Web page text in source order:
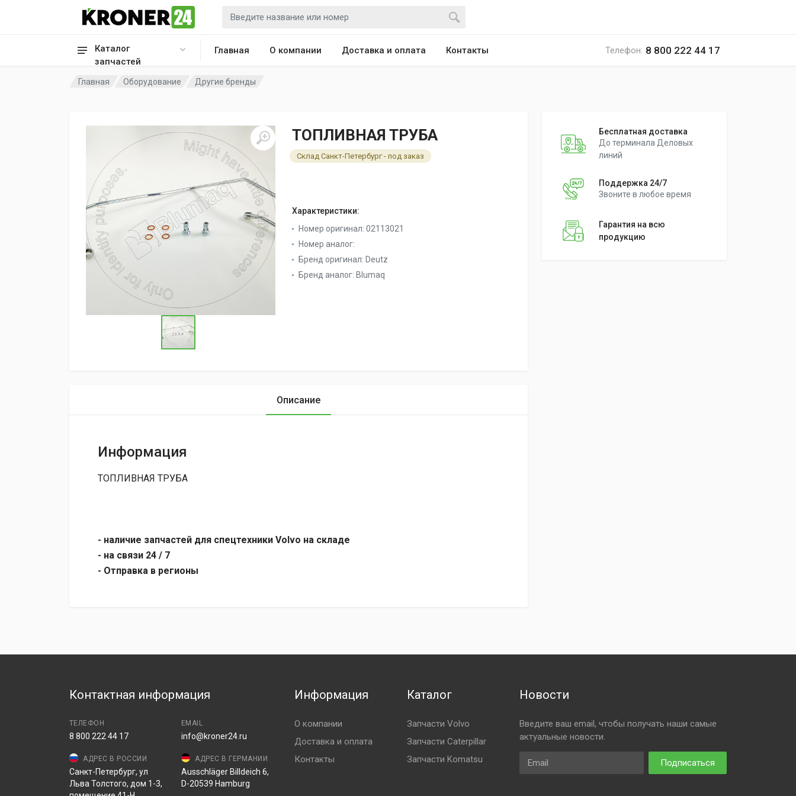
Каталог
запчастей
Главная О компании Доставка и оплата Контакты Телефон: 8 800 222 44 17
Главная Оборудование Другие бренды
ТОПЛИВНАЯ ТРУБА
Склад Санкт-Петербург - под заказ
Характеристики:
Номер оригинал: 02113021
Номер аналог:
Бренд оригинал: Deutz
Бренд аналог: Blumaq
Бесплатная доставка
До терминала Деловых
линий
Поддержка 24/7
Звоните в любое время
Гарантия на всю
продукцию
Описание
Информация
ТОПЛИВНАЯ ТРУБА
- наличие запчастей для спецтехники Volvo на складе
- на связи 24 / 7
- Отправка в регионы
Контактная информация
ТЕЛЕФОН
8 800 222 44 17
EMAIL
info@kroner24.ru
АДРЕС В РОССИИ
Санкт-Петербург, ул
Льва Толстого, дом 1-3,
АДРЕС В ГЕРМАНИИ
Ausschläger Billdeich 6,
D-20539 Hamburg
Информация
О компании
Доставка и оплата
Контакты
Каталог
Запчасти Volvo
Запчасти Caterpillar
Запчасти Komatsu
Новости
Введите ваш email, чтобы получать наши самые
актуальные новости.
Email
Подписаться